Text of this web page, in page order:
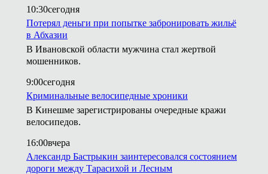
10:30сегодня
Потерял деньги при попытке забронировать жильё
в Абхазии
В Ивановской области мужчина стал жертвой
мошенников.
9:00сегодня
Криминальные велосипедные хроники
В Кинешме зарегистрированы очередные кражи
велосипедов.
16:00вчера
Александр Бастрыкин заинтересовался состоянием
дороги между Тарасихой и Лесным